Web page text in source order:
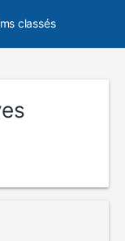
classés